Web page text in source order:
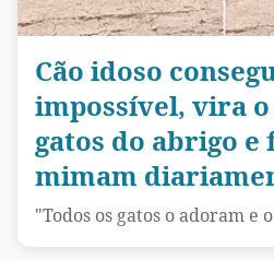
Cão idoso
impossível, vira
gatos do abrigo e
mimam
"Todos os gatos o adoram e